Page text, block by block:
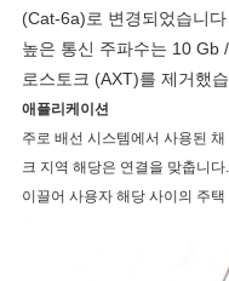
(Cat-6a)로 변경되었습니
높은 통신 주파수는 10 Gb
로스토크 (AXT)를 제거했
애플리케이션
주로 배선 시스템에서 사용된
크 지역 해당은 연결을 맞춥니
이끌어 사용자 해당 사이의 주